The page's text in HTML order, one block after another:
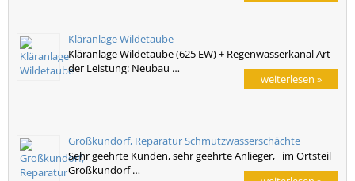
Kläranlage Wildetaube
Kläranlage Wildetaube (625 EW) + Regenwasserkanal Art
der Leistung: Neubau …
weiterlesen »
Großkundorf, Reparatur Schmutzwasserschächte
Sehr geehrte Kunden, sehr geehrte Anlieger, im Ortsteil
Großkundorf …